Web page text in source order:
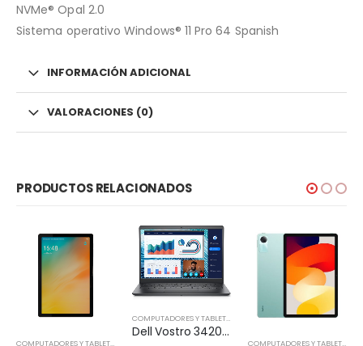
NVMe® Opal 2.0
Sistema operativo Windows® 11 Pro 64 Spanish
INFORMACIÓN ADICIONAL
VALORACIONES (0)
PRODUCTOS RELACIONADOS
NOTEBOOK COMPUTADORES Y TABLETS
COMPUTADORES Y TABLETS, NOTEBOOK
Dell Vostro 3420 – Notebook – 14″ – 1366 x 768 LED – Intel Core I5-1135G7
COMPUTADORES Y TABLETS,